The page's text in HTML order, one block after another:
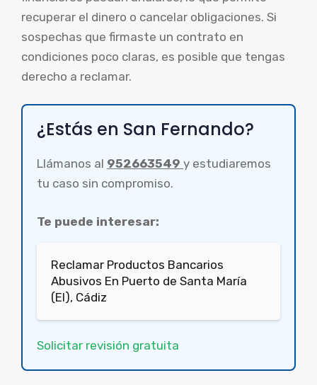
recuperar el dinero o cancelar obligaciones. Si
sospechas que firmaste un contrato en
condiciones poco claras, es posible que tengas
derecho a reclamar.
¿Estás en San Fernando?
Llámanos al 952663549 y estudiaremos
tu caso sin compromiso.
Te puede interesar:
Reclamar Productos Bancarios
Abusivos En Puerto de Santa María
(El), Cádiz
Solicitar revisión gratuita